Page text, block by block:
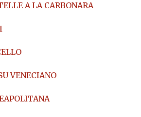
A LA CARBONARA
VENECIANO